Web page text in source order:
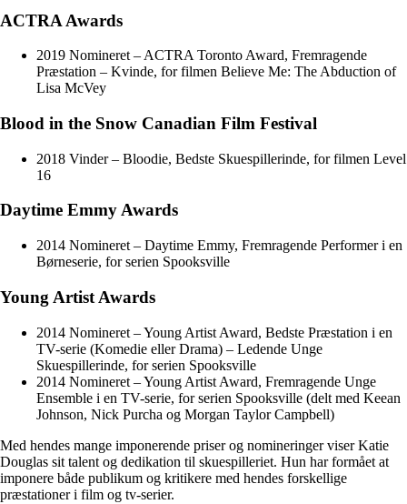
ACTRA Awards
2019 Nomineret – ACTRA Toronto Award, Fremragende
Præstation – Kvinde, for filmen Believe Me: The Abduction of
Lisa McVey
Blood in the Snow Canadian Film Festival
2018 Vinder – Bloodie, Bedste Skuespillerinde, for filmen Level
16
Daytime Emmy Awards
2014 Nomineret – Daytime Emmy, Fremragende Performer i en
Børneserie, for serien Spooksville
Young Artist Awards
2014 Nomineret – Young Artist Award, Bedste Præstation i en
TV-serie (Komedie eller Drama) – Ledende Unge
Skuespillerinde, for serien Spooksville
2014 Nomineret – Young Artist Award, Fremragende Unge
Ensemble i en TV-serie, for serien Spooksville (delt med Keean
Johnson, Nick Purcha og Morgan Taylor Campbell)
Med hendes mange imponerende priser og nomineringer viser Katie
Douglas sit talent og dedikation til skuespilleriet. Hun har formået at
imponere både publikum og kritikere med hendes forskellige
præstationer i film og tv-serier.